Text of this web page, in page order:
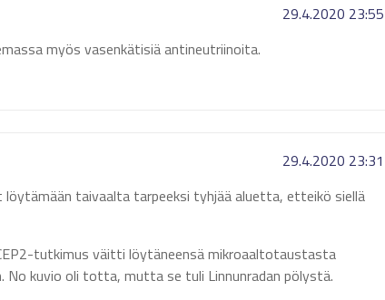
29.4.2020 23:55
myös vasenkätisiä antineutriinoita.
29.4.2020 23:31
taivaalta tarpeeksi tyhjää aluetta, etteikö siellä
tutkimus väitti löytäneensä mikroaaltotaustasta
No kuvio oli totta, mutta se tuli Linnunradan pölystä.